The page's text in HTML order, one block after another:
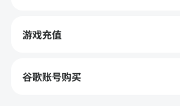
游戏充值
谷歌账号购买